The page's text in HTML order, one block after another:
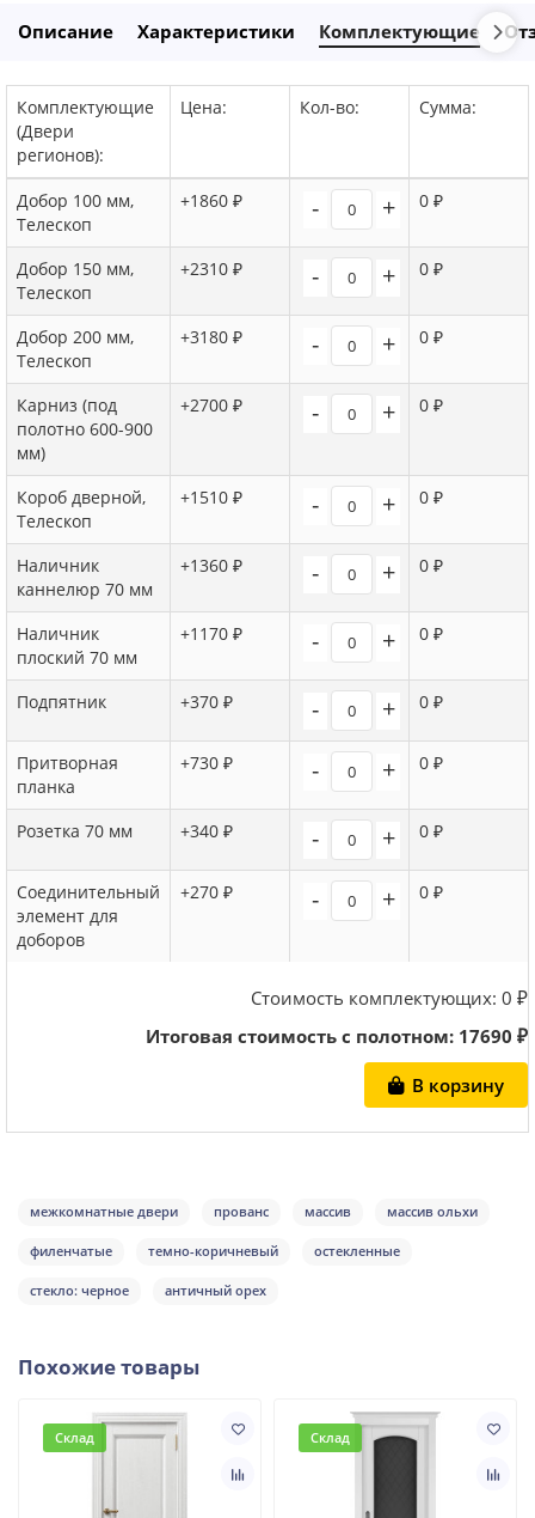
Описание Характеристики Комплектующие
Комплектующие
(Двери
регионов):
Цена: Кол-во: Сумма:
Добор 100 мм,
Телескоп
+1860 ₽ - + 0 ₽
Добор 150 мм,
Телескоп
+2310 ₽ - + 0 ₽
Добор 200 мм,
Телескоп
+3180 ₽ - + 0 ₽
Карниз (под
полотно 600-900
мм)
+2700 ₽ - + 0 ₽
Короб дверной,
Телескоп
+1510 ₽ - + 0 ₽
Наличник
каннелюр 70 мм
+1360 ₽ - + 0 ₽
Наличник
плоский 70 мм
+1170 ₽ - + 0 ₽
Подпятник +370 ₽ - + 0 ₽
Притворная
планка
+730 ₽ - + 0 ₽
Розетка 70 мм +340 ₽ - + 0 ₽
Соединительный
элемент для
доборов
+270 ₽ - + 0 ₽
Стоимость комплектующих: 0 ₽
Итоговая стоимость с полотном: 17690 ₽
В корзину
межкомнатные двери прованс массив массив ольхи
филенчатые темно-коричневый остекленные
стекло: черное античный орех
Похожие товары
Склад Склад